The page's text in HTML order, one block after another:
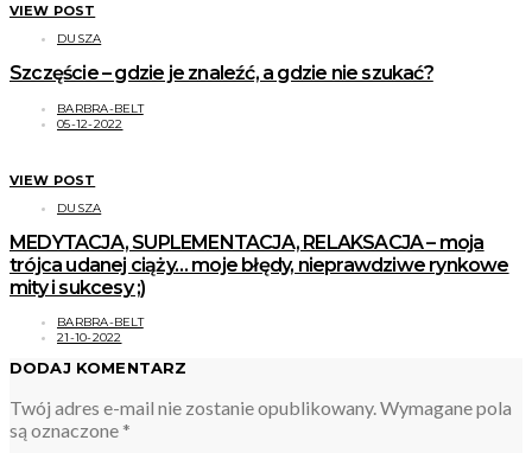
VIEW POST
DUSZA
Szczęście – gdzie je znaleźć, a gdzie nie szukać?
BARBRA-BELT
05-12-2022
VIEW POST
DUSZA
MEDYTACJA, SUPLEMENTACJA, RELAKSACJA – moja
trójca udanej ciąży… moje błędy, nieprawdziwe rynkowe
mity i sukcesy ;)
BARBRA-BELT
21-10-2022
DODAJ KOMENTARZ
Twój adres e-mail nie zostanie opublikowany.Wymagane pola
są oznaczone *